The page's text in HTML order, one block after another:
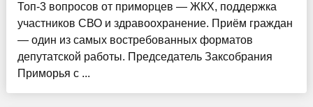
Топ-3 вопросов от приморцев — ЖКХ, поддержка
участников СВО и здравоохранение. Приём граждан
— один из самых востребованных форматов
депутатской работы. Председатель Заксобрания
Приморья с ...